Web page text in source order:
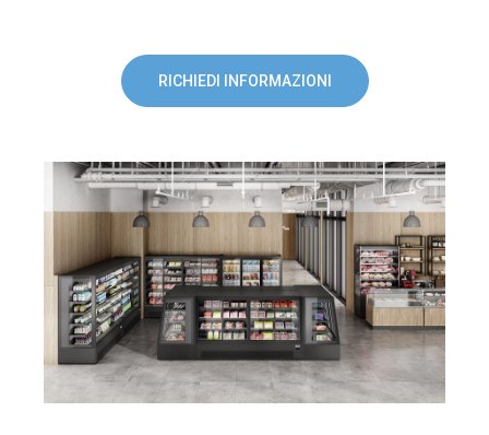
RICHIEDI INFORMAZIONI